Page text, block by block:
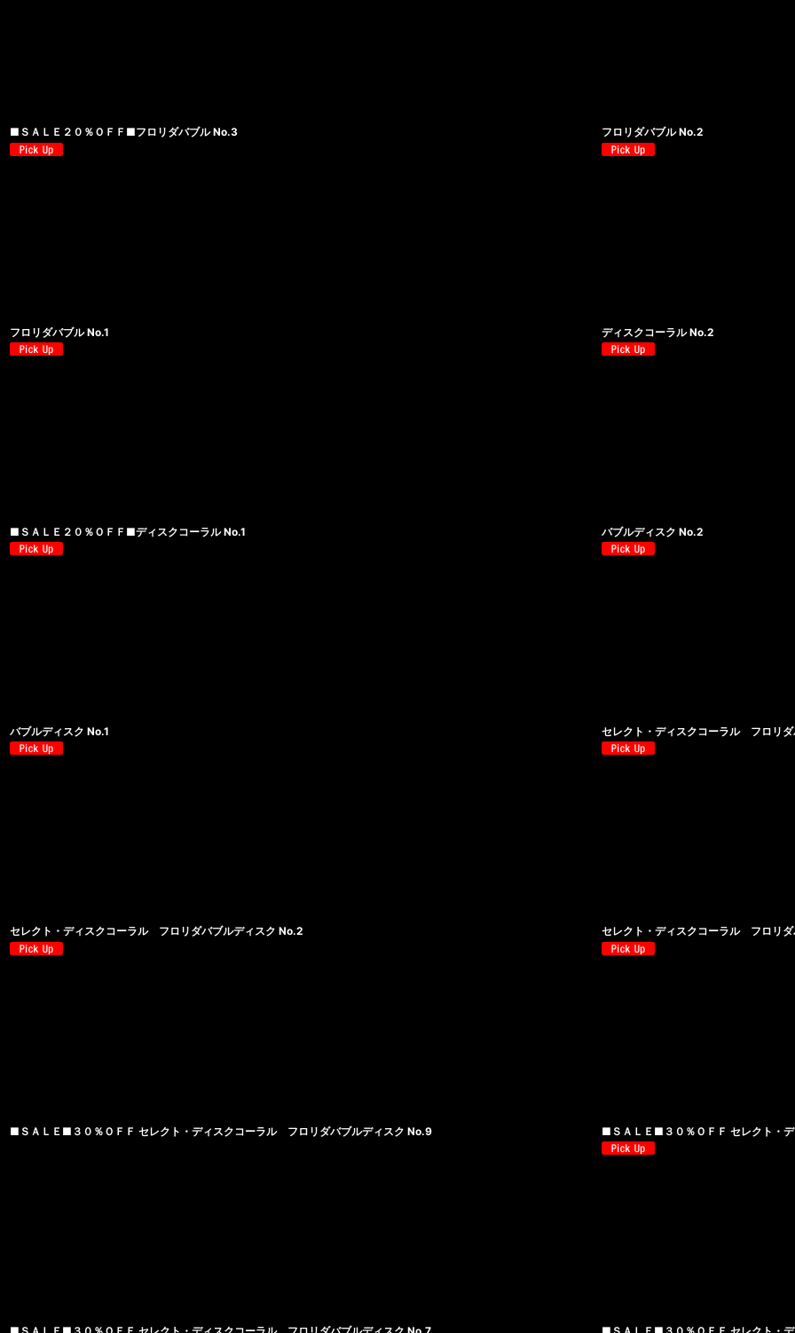
■ＳＡＬＥ２０％ＯＦＦ■フロリダバブル No.3 フロリダバブル No.2
フロリダバブル No.1 ディスクコーラル No.2
■ＳＡＬＥ２０％ＯＦＦ■ディスクコーラル No.1 バブルディスク No.2
バブルディスク No.1 セレクト・ディスクコーラル フロリ
セレクト・ディスクコーラル フロリダバブルディスク No.2 セレクト・ディスクコーラル フロリダ
■ＳＡＬＥ■３０％ＯＦＦ セレクト・ディスクコーラル フロリダバブルディスク No.9 ■ＳＡＬＥ■３０％ＯＦＦ セレクト・